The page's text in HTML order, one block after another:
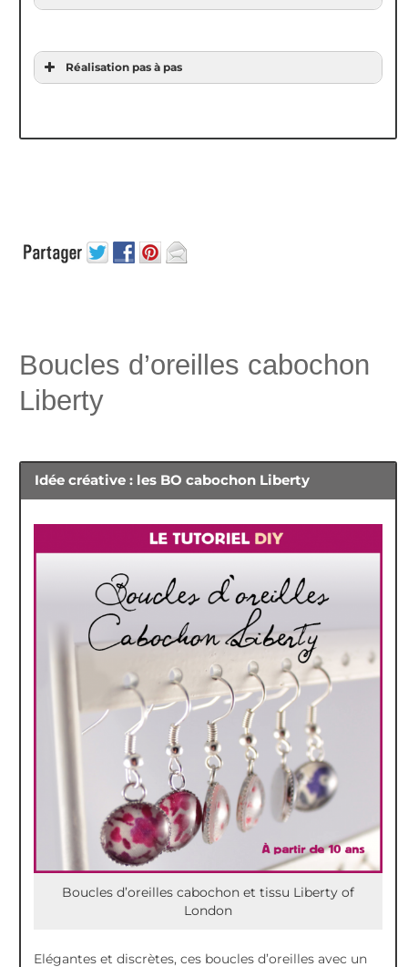
Fiole bouchon de liège –
moyenne
€
Lire la suite
mini moule silicone noeud
5.50€
Ajouter au panier
Réalisation pas à pas
Boucles d’oreilles cabochon
Liberty
Idée créative : les BO cabochon Liberty
Boucles d’oreilles cabochon et tissu Liberty of
London
Elégantes et discrètes, ces boucles d’oreilles avec un